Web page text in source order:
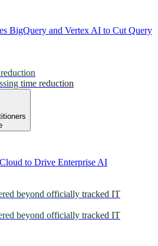
BigQuery and Vertex AI to Cut Query
time reduction
to Drive Enterprise AI
beyond officially tracked IT
beyond officially tracked IT